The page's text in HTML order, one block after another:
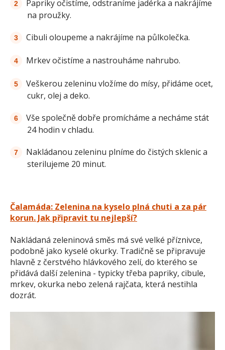
Papriky očistíme, odstraníme jadérka a nakrájíme
na proužky.
Cibuli oloupeme a nakrájíme na půlkolečka.
Mrkev očistíme a nastrouháme nahrubo.
Veškerou zeleninu vložíme do mísy, přidáme ocet,
cukr, olej a deko.
Vše společně dobře promícháme a necháme stát
24 hodin v chladu.
Nakládanou zeleninu plníme do čistých sklenic a
sterilujeme 20 minut.
Čalamáda: Zelenina na kyselo plná chuti a za pár
korun. Jak připravit tu nejlepší?
Nakládaná zeleninová směs má své velké příznivce,
podobně jako kyselé okurky. Tradičně se připravuje
hlavně z čerstvého hlávkového zelí, do kterého se
přidává další zelenina - typicky třeba papriky, cibule,
mrkev, okurka nebo zelená rajčata, která nestihla
dozrát.